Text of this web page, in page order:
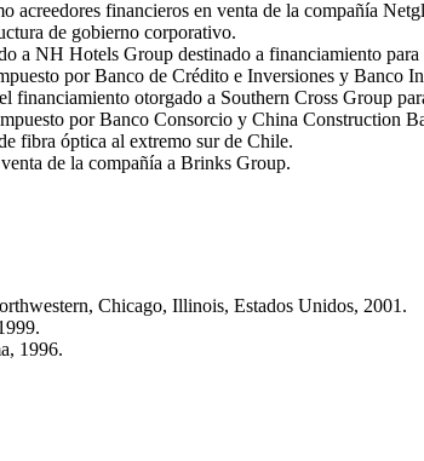
acreedores financieros en venta de la compañía
de gobierno corporativo.
a NH Hotels Group destinado a financiamiento
por Banco de Crédito e Inversiones y Banco
otorgado a Southern Cross Group
por Banco Consorcio y China Construction
fibra óptica al extremo sur de Chile.
de la compañía a Brinks Group.
Chicago, Illinois, Estados Unidos, 2001.
1996.